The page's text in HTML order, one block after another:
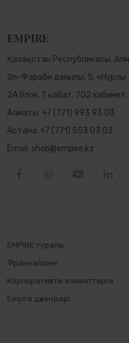
EMPIRE
Қазақстан Республикасы,
Әл-Фараби даңғылы, 5,
2А блок, 7 қабат, 702 кабинет.
Алматы: +7 (771) 993 93 03
Астана: +7 (771) 553 03 03
Email: shop@empire.kz
EMPIRE туралы
Франчайзинг
Корпоративтік клиенттерге
Empire дүкендері